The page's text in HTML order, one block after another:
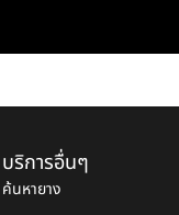
บริการอื่นๆ
ค้นหายาง